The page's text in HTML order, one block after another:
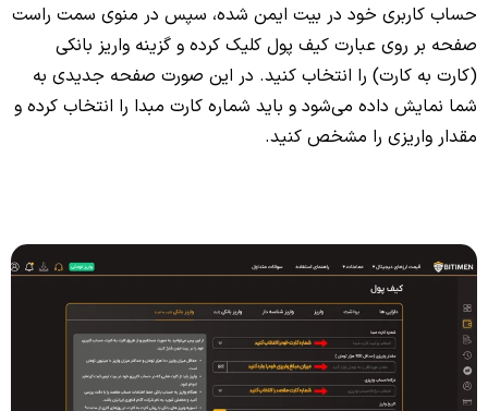
حساب کاربری خود در بیت ایمن شده، سپس در منوی سمت راست
صفحه بر روی عبارت کیف پول کلیک کرده و گزینه واریز بانکی
(کارت به کارت) را انتخاب کنید. در این صورت صفحه جدیدی به
شما نمایش داده می‌شود و باید شماره کارت مبدا را انتخاب کرده و
مقدار واریزی را مشخص کنید.